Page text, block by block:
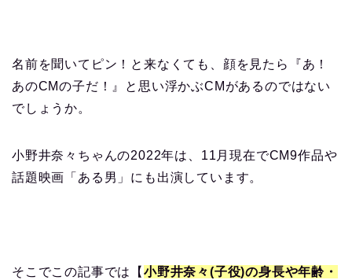
名前を聞いてピン！と来なくても、顔を見たら『あ！
あのCMの子だ！』と思い浮かぶCMがあるのではない
でしょうか。
小野井奈々ちゃんの2022年は、11月現在でCM9作品や
話題映画「ある男」にも出演しています。
そこでこの記事では【 小野井奈々(子役)の身長や年齢・